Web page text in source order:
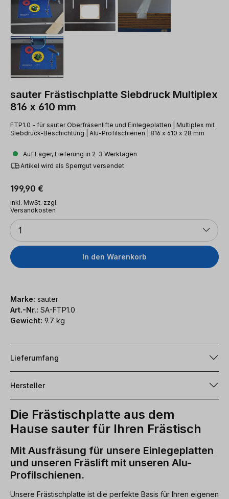
sauter Frästischplatte Siebdruck Multiplex
816 x 610 mm
FTP1.0 - für sauter Oberfräsenlifte und Einlegeplatten | Multiplex mit
Siebdruck-Beschichtung | Alu-Profilschienen | 816 x 610 x 28 mm
Auf Lager, Lieferung in 2-3 Werktagen
Artikel wird als Sperrgut versendet
Regulärer Preis:
199,90 €
inkl. MwSt. zzgl.
Versandkosten
Anzahl
1
In den Warenkorb
Marke: sauter
Art.-Nr.: SA-FTP1.0
Gewicht: 9.7 kg
Lieferumfang
Hersteller
Die Frästischplatte aus dem
Hause sauter für Ihren Frästisch
Mit Ausfräsung für unsere Einlegeplatten
und unseren Fräslift mit unseren Alu-
Profilschienen.
Unsere Frästischplatte ist die perfekte Basis für Ihren eigenen